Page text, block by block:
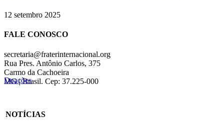
12 setembro 2025
FALE CONOSCO
secretaria@fraterinternacional.org
Rua Pres. Antônio Carlos, 375
Carmo da Cachoeira
MG | Brasil. Cep: 37.225-000
Doações
NOTÍCIAS